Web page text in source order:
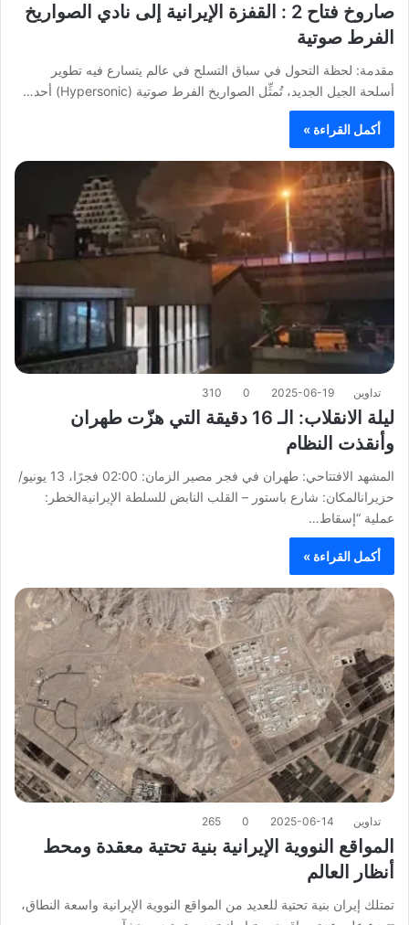
صاروخ فتاح 2 : القفزة الإيرانية إلى نادي الصواريخ
الفرط صوتية
مقدمة: لحظة التحول في سباق التسلح في عالم يتسارع فيه تطوير
أسلحة الجيل الجديد، تُمثِّل الصواريخ الفرط صوتية (Hypersonic) أحد…
أكمل القراءة »
تداوين 2025-06-19
0
310
ليلة الانقلاب: الـ 16 دقيقة التي هزّت طهران
وأنقذت النظام
المشهد الافتتاحي: طهران في فجر مصير الزمان: 02:00 فجرًا، 13 يونيو/
حزيرانالمكان: شارع باستور – القلب النابض للسلطة الإيرانيةالخطر:
عملية “إسقاط…
أكمل القراءة »
تداوين 2025-06-14
0
265
المواقع النووية الإيرانية بنية تحتية معقدة ومحط
أنظار العالم
تمتلك إيران بنية تحتية للعديد من المواقع النووية الإيرانية واسعة النطاق،